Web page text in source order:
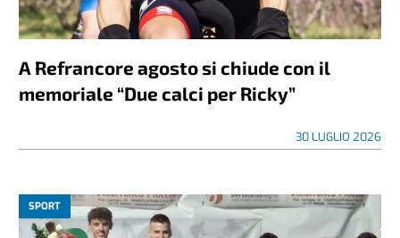
A Refrancore agosto si chiude con il
memoriale “Due calci per Ricky”
30 LUGLIO 2026
SPORT